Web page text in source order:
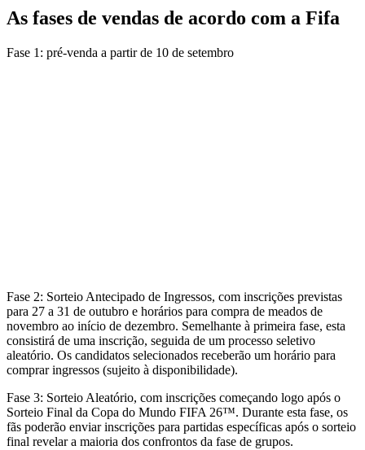
As fases de vendas de acordo com a Fifa
Fase 1: pré-venda a partir de 10 de setembro
Fase 2: Sorteio Antecipado de Ingressos, com inscrições previstas
para 27 a 31 de outubro e horários para compra de meados de
novembro ao início de dezembro. Semelhante à primeira fase, esta
consistirá de uma inscrição, seguida de um processo seletivo
aleatório. Os candidatos selecionados receberão um horário para
comprar ingressos (sujeito à disponibilidade).
Fase 3: Sorteio Aleatório, com inscrições começando logo após o
Sorteio Final da Copa do Mundo FIFA 26™. Durante esta fase, os
fãs poderão enviar inscrições para partidas específicas após o sorteio
final revelar a maioria dos confrontos da fase de grupos.